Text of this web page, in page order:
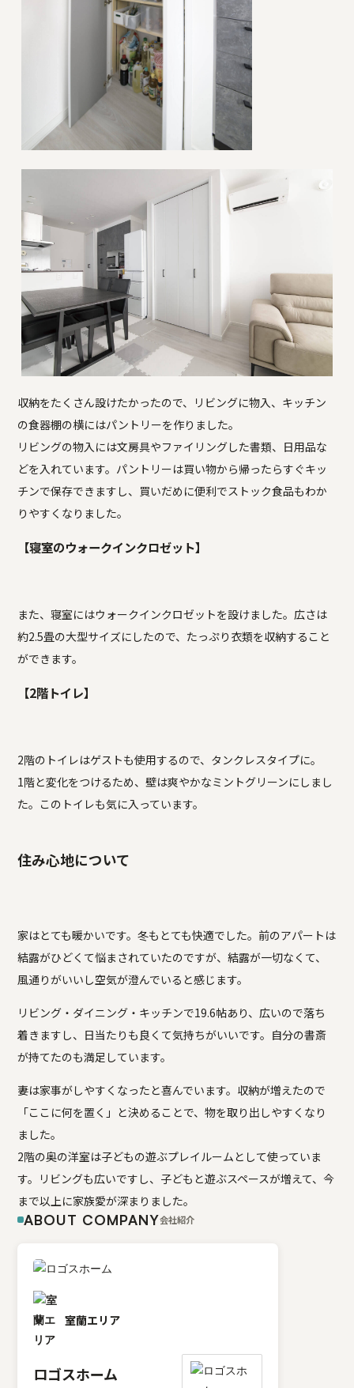
収納をたくさん設けたかったので、リビングに物入、キッチン
の食器棚の横にはパントリーを作りました。
リビングの物入には文房具やファイリングした書類、日用品な
どを入れています。パントリーは買い物から帰ったらすぐキッ
チンで保存できますし、買いだめに便利でストック食品もわか
りやすくなりました。
【寝室のウォークインクロゼット】
また、寝室にはウォークインクロゼットを設けました。広さは
約2.5畳の大型サイズにしたので、たっぷり衣類を収納すること
ができます。
【2階トイレ】
2階のトイレはゲストも使用するので、タンクレスタイプに。
1階と変化をつけるため、壁は爽やかなミントグリーンにしまし
た。このトイレも気に入っています。
住み心地について
家はとても暖かいです。冬もとても快適でした。前のアパートは
結露がひどくて悩まされていたのですが、結露が一切なくて、
風通りがいいし空気が澄んでいると感じます。
リビング・ダイニング・キッチンで19.6帖あり、広いので落ち
着きますし、日当たりも良くて気持ちがいいです。自分の書斎
が持てたのも満足しています。
妻は家事がしやすくなったと喜んでいます。収納が増えたので
「ここに何を置く」と決めることで、物を取り出しやすくなり
ました。
2階の奥の洋室は子どもの遊ぶプレイルームとして使っていま
す。リビングも広いですし、子どもと遊ぶスペースが増えて、今
まで以上に家族愛が深まりました。
ABOUT COMPANY会社紹介
室蘭エリア
ロゴスホーム